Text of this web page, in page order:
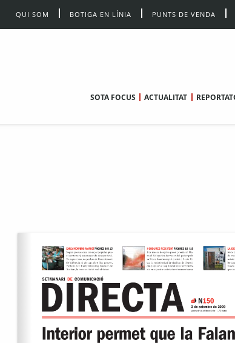
QUI SOM BOTIGA EN LÍNIA PUNTS DE VENDA
SOTA FOCUS ACTUALITAT